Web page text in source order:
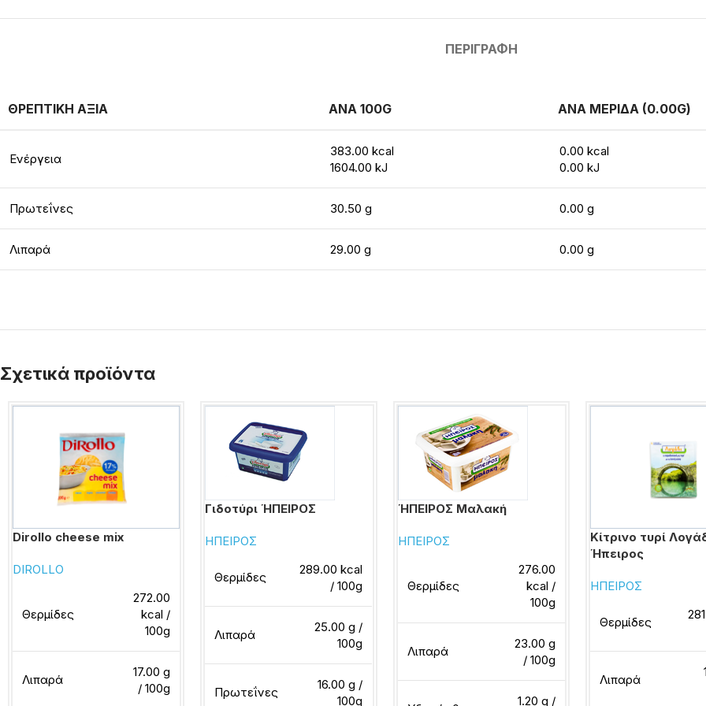
ΠΕΡΙΓΡΑΦΉ
ΘΡΕΠΤΙΚΗ ΑΞΙΑ ΑΝΑ 100G ΑΝΑ ΜΕΡΙΔΑ (0.00G)
Ενέργεια
383.00 kcal
1604.00 kJ
0.00 kcal
0.00 kJ
Πρωτεΐνες 30.50 g 0.00 g
Λιπαρά 29.00 g 0.00 g
Σχετικά προϊόντα
Dirollo cheese mix
DIROLLO
Θερμίδες
272.00
kcal /
100g
Λιπαρά
17.00 g
/ 100g
Γιδοτύρι ΉΠΕΙΡΟΣ
ΗΠΕΙΡΟΣ
Θερμίδες
289.00 kcal
/ 100g
Λιπαρά
25.00 g /
100g
Πρωτεΐνες
16.00 g /
100g
ΉΠΕΙΡΟΣ Μαλακή
ΗΠΕΙΡΟΣ
Θερμίδες
276.00
kcal /
100g
Λιπαρά
23.00 g
/ 100g
1.20 g /
Κίτρινο τυρί
Ήπειρος
ΗΠΕΙΡΟΣ
Θερμίδες
Λιπαρά